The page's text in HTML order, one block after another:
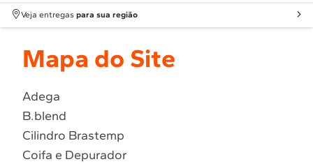
Atendimento Brastemp
Termos mais buscados
1º Geladeira
2
Fogao
4 º Lava Louça
5 º Cooktop
6º Microondas Brastemp
7º Forno
Veja entregas para sua região
Mapa do Site
Adega
B.blend
Cilindro Brastemp
Coifa e Depurador